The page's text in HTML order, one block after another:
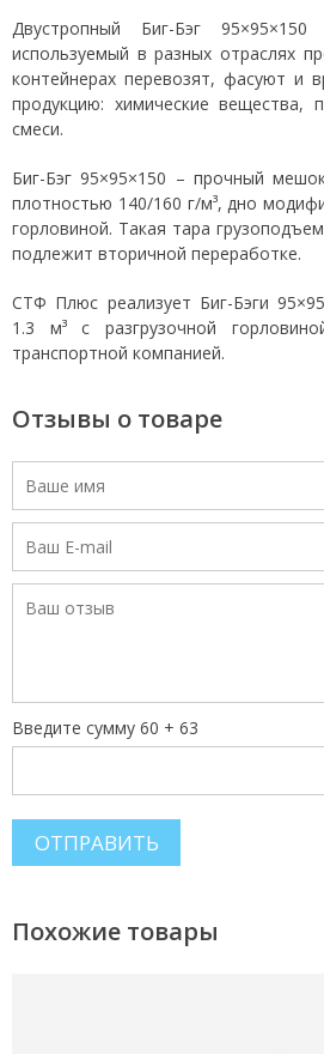
Двустропный Биг-Бэг
используемый в разных отраслях
контейнерах перевозят, фасуют и
продукцию: химические вещества,
смеси.
Биг-Бэг 95×95×150 – прочный
плотностью 140/160 г/м³, дно
горловиной. Такая тара
подлежит вторичной переработке.
СТФ Плюс реализует Биг-Бэги
1.3 м³ с разгрузочной
транспортной компанией.
Отзывы о товаре
Введите сумму 60 + 63
Похожие товары